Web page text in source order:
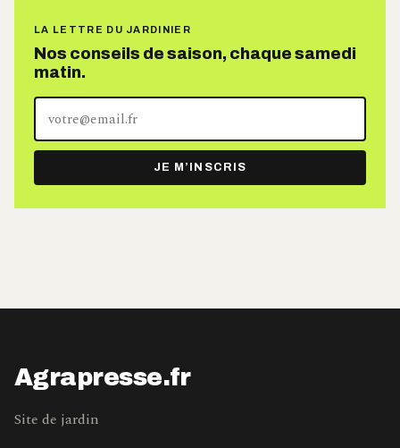
LA LETTRE DU JARDINIER
Nos conseils de saison, chaque samedi
matin.
adresse
e-
mail
JE M’INSCRIS
Agrapresse.fr
Site de jardin